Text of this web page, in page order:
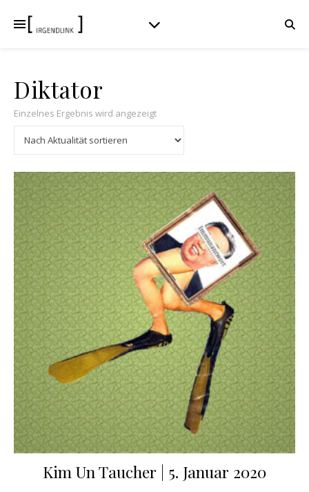
Diktator
Einzelnes Ergebnis wird angezeigt
Kim Un Taucher | 5. Januar 2020